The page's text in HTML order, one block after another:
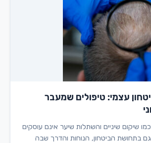
עצמי: טיפולים שמעבר
שיקום שיניים והשתלות שיער אינם עוסקים
בתחושת הביטחון, הנוחות והדרך שבה